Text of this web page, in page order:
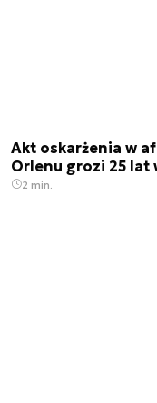
Akt oskarżenia w
Orlenu grozi 25 lat
2 min.